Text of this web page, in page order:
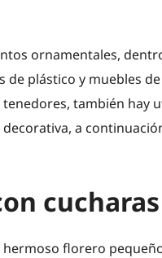
ornamentales,
plástico y muebles
también hay
a
cucharas
florero